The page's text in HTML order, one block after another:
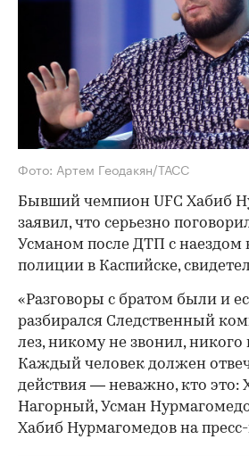
Фото: Артем Геодакян/ТАСС
Бывший чемпион UFC Хабиб
заявил, что серьезно
Усманом после ДТП с наездом
полиции в Каспийске,
«Разговоры с братом были и
разбирался Следственный
лез, никому не звонил, никого
Каждый человек должен
действия — неважно, кто это:
Нагорный, Усман
Хабиб Нурмагомедов на